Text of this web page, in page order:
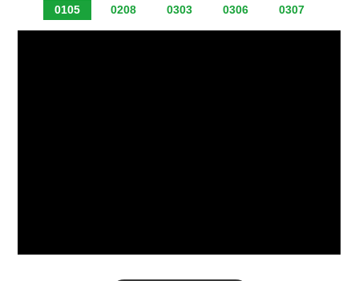
0105 0208 0303 0306 0307